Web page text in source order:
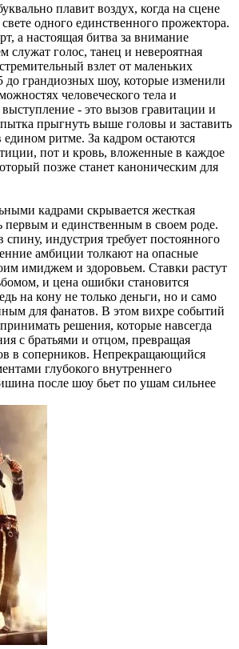
плавит воздух, когда на сцене
одного единственного прожектора.
а настоящая битва за внимание
служат голос, танец и невероятная
взлет от маленьких
до грандиозных шоу, которые изменили
человеческого тела и
- это вызов гравитации и
прыгнуть выше головы и заставить
едином ритме. За кадром остаются
пот и кровь, вложенные в каждое
позже станет каноническим для
кадрами скрывается жесткая
первым и единственным в своем роде.
индустрия требует постоянного
амбиции толкают на опасные
имиджем и здоровьем. Ставки растут
и цена ошибки становится
на кону не только деньги, но и само
для фанатов. В этом вихре событий
решения, которые навсегда
с братьями и отцом, превращая
в соперников. Непрекращающийся
глубокого внутреннего
после шоу бьет по ушам сильнее